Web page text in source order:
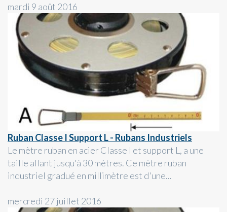
mardi 9 août 2016
Ruban Classe I Support L - Rubans Industriels
Le mètre ruban en acier Classe I et support L, a une
taille allant jusqu'à 30 mètres. Ce mètre ruban
industriel gradué en millimètre est d'une...
mercredi 27 juillet 2016